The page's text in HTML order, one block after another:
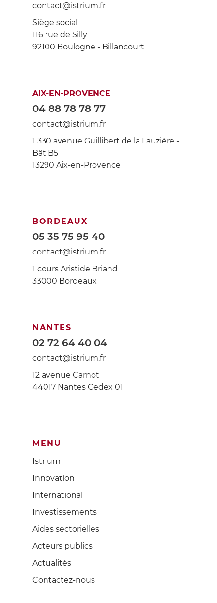
contact@istrium.fr
Siège social
116 rue de Silly
92100 Boulogne - Billancourt
AIX-EN-PROVENCE
04 88 78 78 77
contact@istrium.fr
1 330 avenue Guillibert de la Lauzière -
Bât B5
13290 Aix-en-Provence
BORDEAUX
05 35 75 95 40
contact@istrium.fr
1 cours Aristide Briand
33000 Bordeaux
NANTES
02 72 64 40 04
contact@istrium.fr
12 avenue Carnot
44017 Nantes Cedex 01
MENU
Istrium
Innovation
International
Investissements
Aides sectorielles
Acteurs publics
Actualités
Contactez-nous